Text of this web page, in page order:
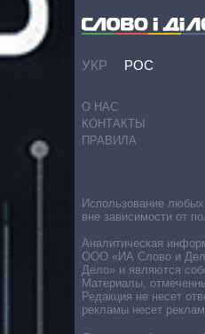
УКР РОС
О НАС
КОНТАКТЫ
ПРАВИЛА
Использование
вне зависимости от
Аналитическая
ООО «ИА Слово и
Дело» и являются
Материалы,
Редакция не несет
рекламы несет